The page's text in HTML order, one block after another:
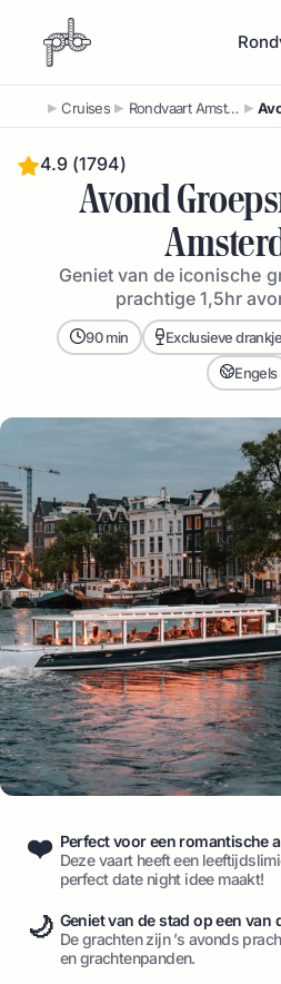
Cruises Rondvaart Amsterdam op een Kleine Boot
4.9 (1794)
Avond
Geniet van de iconische
prachtige 1,5hr
90 min Exclusieve
Engels
❤️ Perfect voor een romantische
Deze vaart heeft een
perfect date night idee maakt!
🌙 Geniet van de stad op een van
De grachten zijn ’s avonds
en grachtenpanden.